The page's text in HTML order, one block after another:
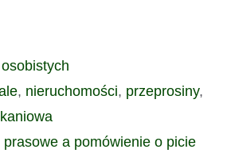
, nieruchomości, przeprosiny,
a pomówienie o picie